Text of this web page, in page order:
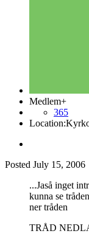
Medlem+
365
Location:
Posted July 15, 2006
...Jaså inget
kunna se
ner tråden
TRÅD